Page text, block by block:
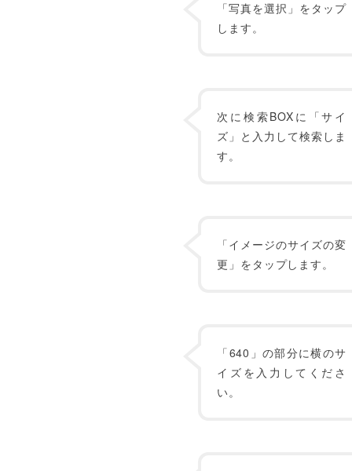
「写真を選択」をタップ
します。
次に検索BOXに「サイ
ズ」と入力して検索しま
す。
「イメージのサイズの変
更」をタップします。
「640」の部分に横のサ
イズを入力してくださ
い。